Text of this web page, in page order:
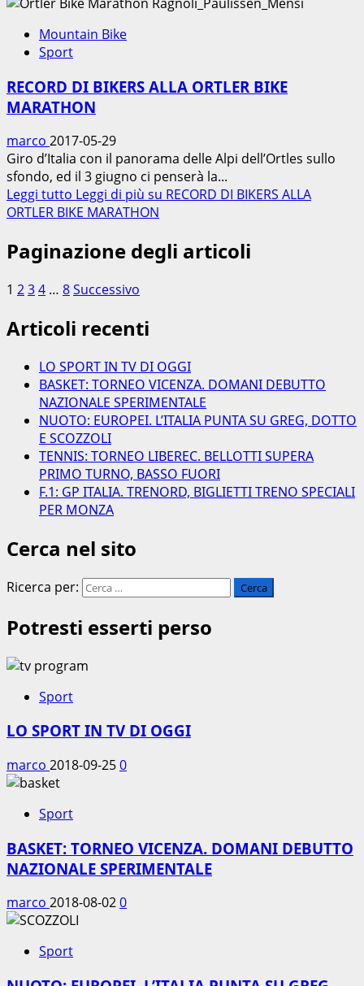
Mountain Bike
Sport
RECORD DI BIKERS ALLA ORTLER BIKE
MARATHON
marco 2017-05-29
Giro d’Italia con il panorama delle Alpi dell’Ortles sullo
sfondo, ed il 3 giugno ci penserà la...
Leggi tutto Leggi di più su RECORD DI BIKERS ALLA
ORTLER BIKE MARATHON
Paginazione degli articoli
1 234 … 8Successivo
Articoli recenti
LO SPORT IN TV DI OGGI
BASKET: TORNEO VICENZA. DOMANI DEBUTTO
NAZIONALE SPERIMENTALE
NUOTO: EUROPEI. L’ITALIA PUNTA SU GREG, DOTTO
E SCOZZOLI
TENNIS: TORNEO LIBEREC. BELLOTTI SUPERA
PRIMO TURNO, BASSO FUORI
F.1: GP ITALIA. TRENORD, BIGLIETTI TRENO SPECIALI
PER MONZA
Cerca nel sito
Ricerca per:
Potresti esserti perso
Sport
LO SPORT IN TV DI OGGI
marco 2018-09-250
Sport
BASKET: TORNEO VICENZA. DOMANI DEBUTTO
NAZIONALE SPERIMENTALE
marco 2018-08-020
Sport